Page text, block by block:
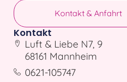
Kontakt & Anfahrt
Kontakt
Luft & Liebe N7, 9
68161 Mannheim
0621-105747